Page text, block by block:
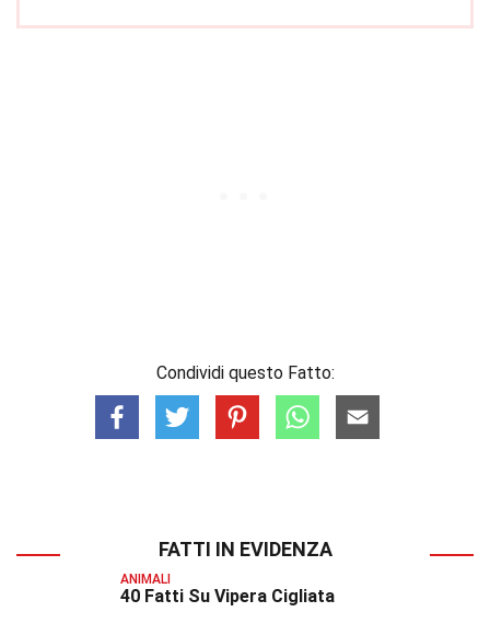
Condividi questo Fatto:
FATTI IN EVIDENZA
ANIMALI
40 Fatti Su Vipera Cigliata